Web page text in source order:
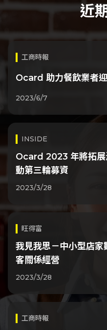
近
工商時報
Ocard 助力餐飲業者
2023/6/7
INSIDE
Ocard 2023 年將拓
動第三輪募資
2023/3/28
旺得富
我見我思－中小型店
客關係經營
2023/3/28
工商時報